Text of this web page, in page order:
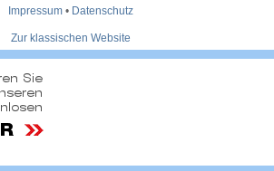
Impressum • Datenschutz
Zur klassischen Website